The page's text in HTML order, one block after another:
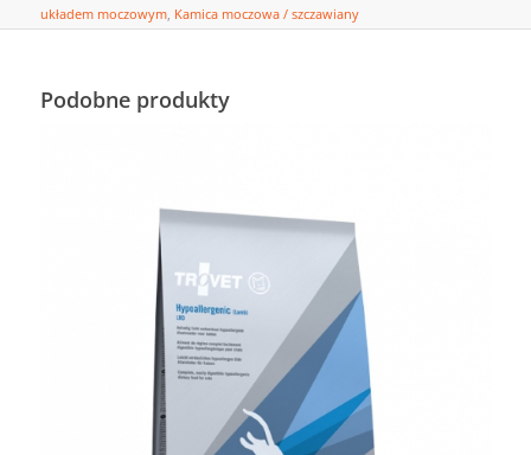
układem moczowym, Kamica moczowa / szczawiany
Podobne produkty